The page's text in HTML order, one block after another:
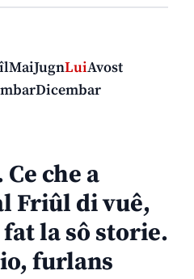
Ce che a
Friûl di vuê,
fat la sô storie.
furlans
MaiJugnLuiAvost
Dicembar